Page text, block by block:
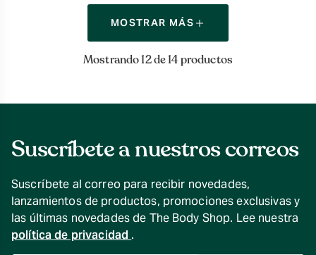
Mostrando 12 de 14 productos
MOSTRAR MÁS
Suscríbete a nuestros correos
Suscríbete al correo para recibir novedades,
lanzamientos de productos, promociones exclusivas y
las últimas novedades de The Body Shop. Lee nuestra
política de privacidad .